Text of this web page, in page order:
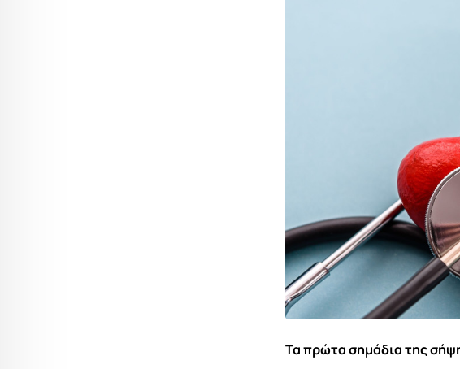
Τα πρώτα σημάδια της